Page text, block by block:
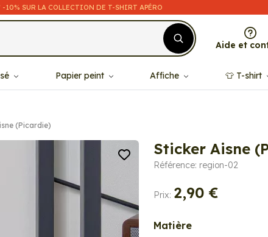
-10% SUR LA COLLECTION DE T-SHIRT APÉRO
Aide et
Papier peint Affiche 👕​​ T-shirt
(Picardie)
Sticker Aisne
Référence: region-02
Prix: 2,90 €
Matière